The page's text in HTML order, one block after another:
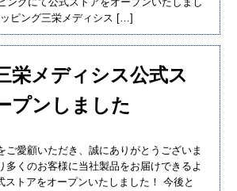
ピング三栄メディシス […]
栄メディシス公式ス
プンしました
ご愛顧いただき、誠にありがとうございま
多くのお客様に当社製品をお届けできるよ
ストアをオープンいたしました！ 今後と